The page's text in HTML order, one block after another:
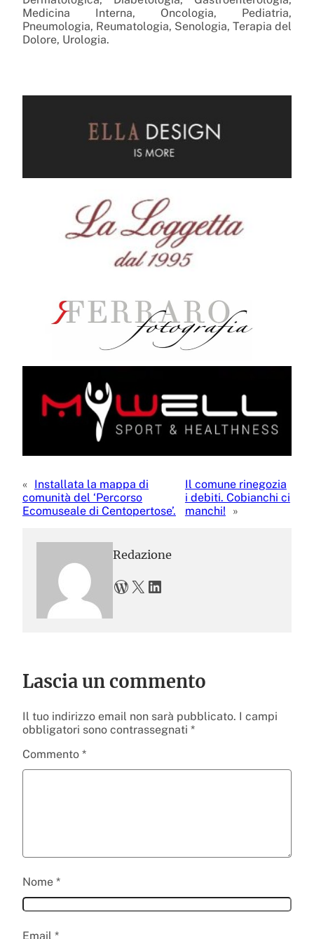
Medicina Interna, Oncologia, Pediatria,
Pneumologia, Reumatologia, Senologia, Terapia del
Dolore, Urologia.
« Installata la mappa di
comunità del ‘Percorso
Ecomuseale di Centopertose’.
Il comune rinegozia
i debiti. Cobianchi ci
manchi!
»
Redazione
WordPress X LinkedIn
Lascia un commento
Il tuo indirizzo email non sarà pubblicato. I campi
obbligatori sono contrassegnati *
Commento *
Nome *
Email *